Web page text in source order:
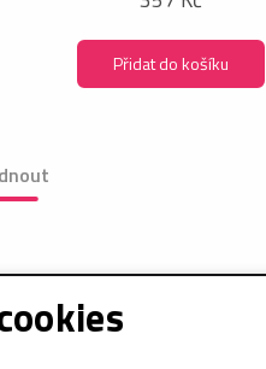
Přidat do košíku
sítě